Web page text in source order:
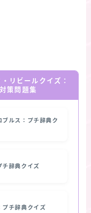
リビールクイズ：
策問題集
ブルス：プチ辞典ク
チ辞典クイズ
プチ辞典クイズ